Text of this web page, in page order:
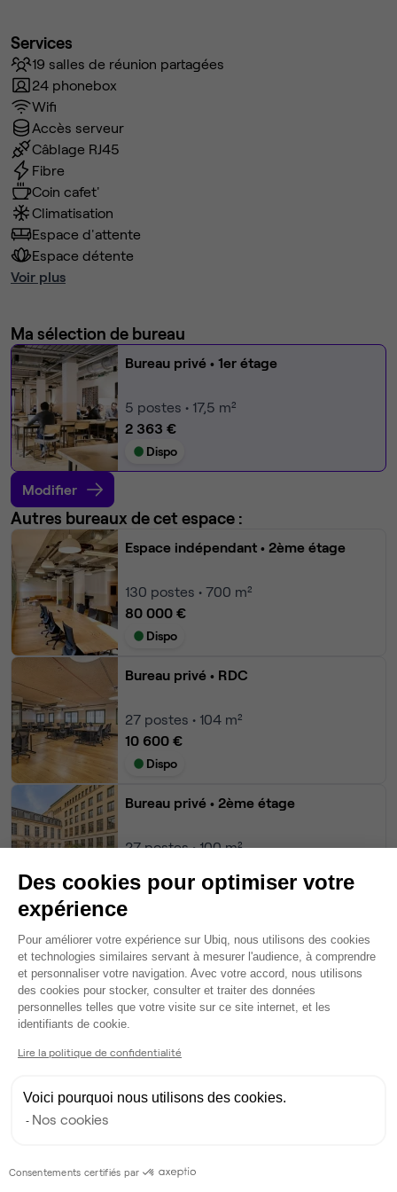
Services
19 salles de réunion partagées
24 phonebox
Wifi
Accès serveur
Câblage RJ45
Fibre
Coin cafet'
Climatisation
Espace d'attente
Espace détente
Voir plus
Ma sélection de bureau
Bureau privé • 1er étage
5 postes • 17,5 m²
2 363 €
Dispo
Modifier
Autres bureaux de cet espace :
Espace indépendant • 2ème étage
130 postes • 700 m²
80 000 €
Dispo
Bureau privé • RDC
27 postes • 104 m²
10 600 €
Dispo
Bureau privé • 2ème étage
27postes • 100 m²
Dispo
24postes • 66 m²
14 153 €
Voir tout
Gestionnaire de l'espace
Victoire
Des cookies pour optimiser votre
expérience
Plateforme de Gestion du
Pour améliorer votre expérience sur Ubiq, nous utilisons des cookies
et technologies similaires servant à mesurer l'audience, à comprendre
et personnaliser votre navigation. Avec votre accord, nous utilisons
des cookies pour stocker, consulter et traiter des données
personnelles telles que votre visite sur ce site internet, et les
identifiants de cookie.
Lire la politique de confidentialité
Voici pourquoi nous utilisons des cookies.
Nos cookies
Consentements certifiés par